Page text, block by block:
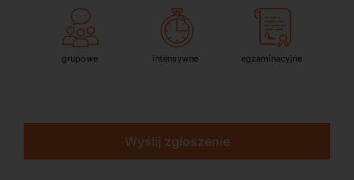
grupowe intensywne egzaminacyjne
Wyślij zgłoszenie